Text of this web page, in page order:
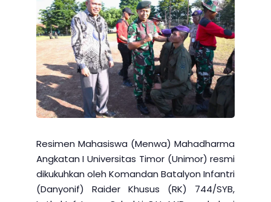
Resimen Mahasiswa (Menwa) Mahadharma
Angkatan I Universitas Timor (Unimor) resmi
dikukuhkan oleh Komandan Batalyon Infantri
(Danyonif) Raider Khusus (RK) 744/SYB,